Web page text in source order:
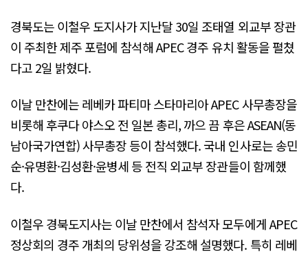
경북도는 이철우 도지사가 지난달 30일 조태열 외교부 장관
이 주최한 제주 포럼에 참석해 APEC 경주 유치 활동을 펼쳤
다고 2일 밝혔다.
이날 만찬에는 레베카 파티마 스타마리아 APEC 사무총장을
비롯해 후쿠다 야스오 전 일본 총리, 까으 끔 후은 ASEAN(동
남아국가연합) 사무총장 등이 참석했다. 국내 인사로는 송민
순·유명환·김성환·윤병세 등 전직 외교부 장관들이 함께했
다.
이철우 경북도지사는 이날 만찬에서 참석자 모두에게 APEC
정상회의 경주 개최의 당위성을 강조해 설명했다. 특히 레베